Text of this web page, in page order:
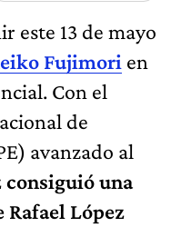
este 13 de mayo
Fujimori en
Con el
de
avanzado al
consiguió una
López